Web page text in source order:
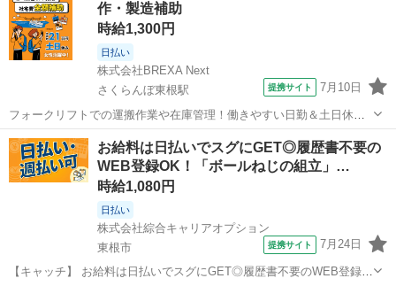
しにおススメ♪ ...作・製造補助
時給1,300円
日払い
株式会社BREXA Next
さくらんぼ東根駅
提携サイト 7月10日
フォークリフトでの運搬作業や在庫管理！働きやすい日勤＆土日休み
★残業少なめ◎自社正社員登用制度あり！空調完備で働きやすい★食
堂利用可◎日払いあり◎マイカー通勤可！《山形県東根市》 人気の工
場のお仕事 ・フォークリフトを使用...
山形 東根市 さくらんぼ東根駅 その他
お給料は日払いでスグにGET◎履歴書不要の
WEB登録OK！「ボールねじの組立」…
時給1,080円
日払い
株式会社綜合キャリアオプション
東根市
提携サイト 7月24日
【キャッチ】 お給料は日払いでスグにGET◎履歴書不要のWEB登録